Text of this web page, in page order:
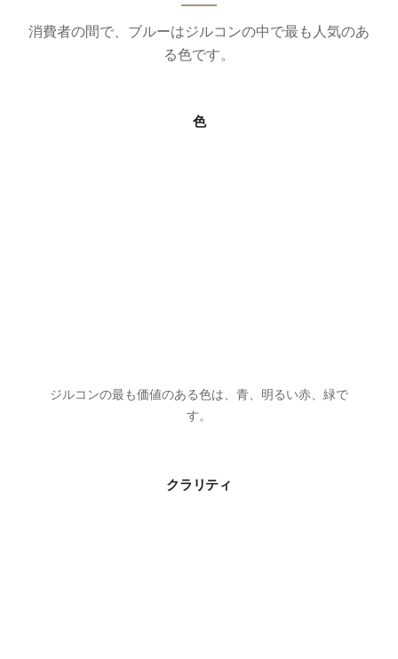
消費者の間で、ブルーはジルコンの中で最も人気のあ
る色です。
色
ジルコンの最も価値のある色は、青、明るい赤、緑で
す。
クラリティ